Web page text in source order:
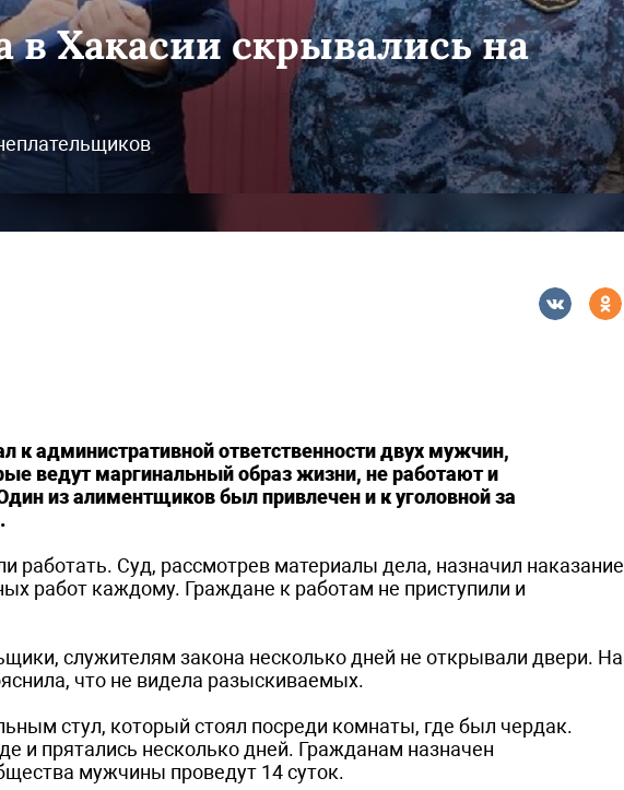
Хакасии скрывались на
к административной ответственности двух мужчин,
ведут маргинальный образ жизни, не работают и
из алиментщиков был привлечен и к уголовной за
работать. Суд, рассмотрев материалы дела, назначил наказание
работ каждому. Граждане к работам не приступили и
служителям закона несколько дней не открывали двери. На
что не видела разыскиваемых.
стул, который стоял посреди комнаты, где был чердак.
и прятались несколько дней. Гражданам назначен
мужчины проведут 14 суток.